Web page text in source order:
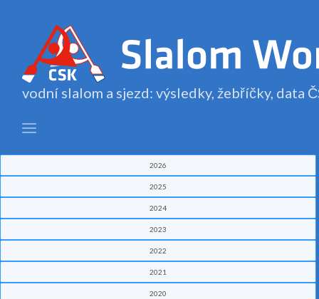
vodní slalom a sjezd: výsledky, žebříčky, data
2026
2025
2024
2023
2022
2021
2020